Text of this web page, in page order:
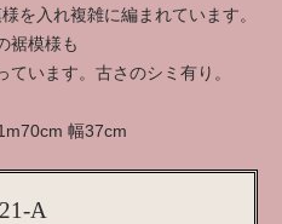
を入れ複雑に編まれています。
裾模様も
います。古さのシミ有り。
幅37cm
A